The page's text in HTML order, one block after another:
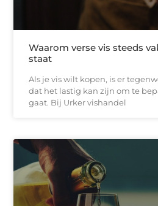
Waarom verse vis steeds
staat
Als je vis wilt kopen, is er
dat het lastig kan zijn om te
gaat. Bij Urker vishandel